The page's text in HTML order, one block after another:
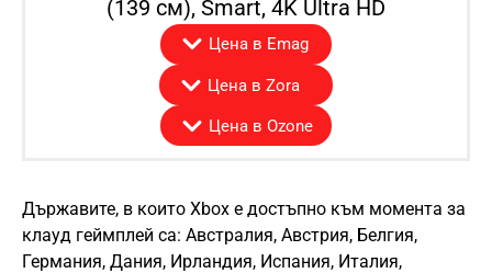
(139 см), Smart, 4K Ultra HD
Цена в Emag
Цена в Zora
Цена в Ozone
Държавите, в които Xbox е достъпно към момента за
клауд геймплей са: Австралия, Австрия, Белгия,
Германия, Дания, Ирландия, Испания, Италия,